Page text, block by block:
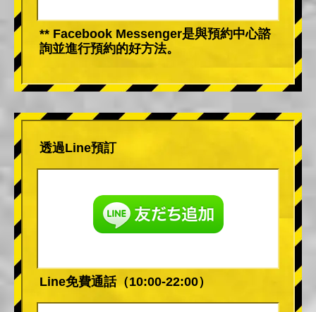
** Facebook Messenger是與預約中心諮
詢並進行預約的好方法。
透過Line預訂
Line免費通話（10:00-22:00）